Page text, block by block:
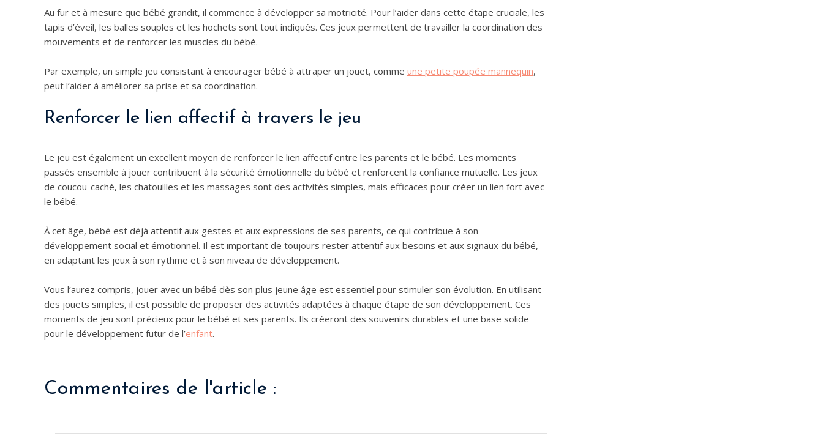
Au fur et à mesure que bébé grandit, il commence à développer sa motricité. Pour l’aider dans cette étape cruciale, les
tapis d’éveil, les balles souples et les hochets sont tout indiqués. Ces jeux permettent de travailler la coordination des
mouvements et de renforcer les muscles du bébé.
Par exemple, un simple jeu consistant à encourager bébé à attraper un jouet, comme une petite poupée mannequin,
peut l’aider à améliorer sa prise et sa coordination.
Renforcer le lien affectif à travers le jeu
Le jeu est également un excellent moyen de renforcer le lien affectif entre les parents et le bébé. Les moments
passés ensemble à jouer contribuent à la sécurité émotionnelle du bébé et renforcent la confiance mutuelle. Les jeux
de coucou-caché, les chatouilles et les massages sont des activités simples, mais efficaces pour créer un lien fort avec
le bébé.
À cet âge, bébé est déjà attentif aux gestes et aux expressions de ses parents, ce qui contribue à son
développement social et émotionnel. Il est important de toujours rester attentif aux besoins et aux signaux du bébé,
en adaptant les jeux à son rythme et à son niveau de développement.
Vous l’aurez compris, jouer avec un bébé dès son plus jeune âge est essentiel pour stimuler son évolution. En utilisant
des jouets simples, il est possible de proposer des activités adaptées à chaque étape de son développement. Ces
moments de jeu sont précieux pour le bébé et ses parents. Ils créeront des souvenirs durables et une base solide
pour le développement futur de l’enfant.
Commentaires de l'article :